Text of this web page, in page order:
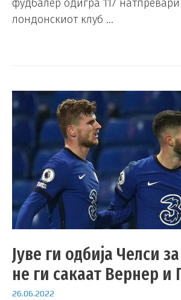
фудбалер одигра 117 натпревари
лондонскиот клуб …
Јуве ги одбија Челси
не ги сакаат Вернер
26.06.2022